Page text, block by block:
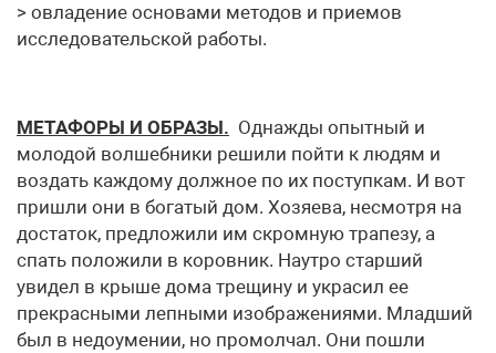
> овладение основами методов и приемов
исследовательской работы.
МЕТАФОРЫ И ОБРАЗЫ. Однажды опытный и
молодой волшебники решили пойти к людям и
воздать каждому должное по их поступкам. И вот
пришли они в богатый дом. Хозяева, несмотря на
достаток, предложили им скромную трапезу, а
спать положили в коровник. Наутро старший
увидел в крыше дома трещину и украсил ее
прекрасными лепными изображениями. Младший
был в недоумении, но промолчал. Они пошли